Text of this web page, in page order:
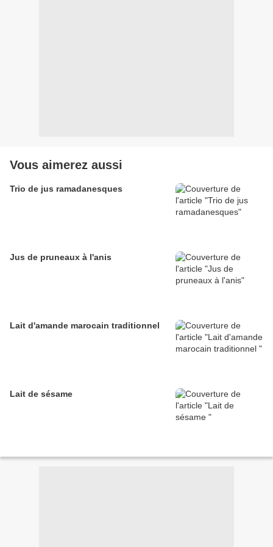
Vous aimerez aussi
Trio de jus ramadanesques
Jus de pruneaux à l'anis
Lait d'amande marocain traditionnel
Lait de sésame